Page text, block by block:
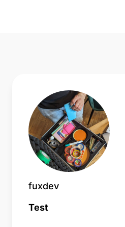
fuxdev
Test